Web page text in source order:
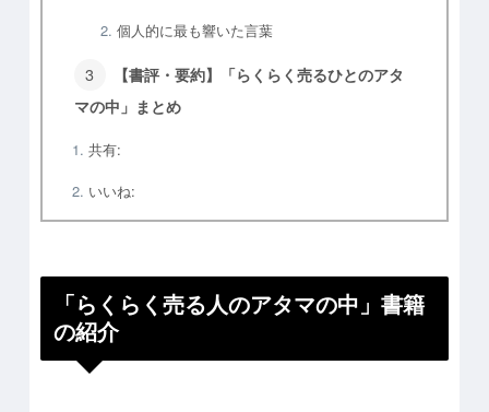
個人的に最も響いた言葉
【書評・要約】「らくらく売るひとのアタ
マの中」まとめ
共有:
いいね:
「らくらく売る人のアタマの中」書籍
の紹介